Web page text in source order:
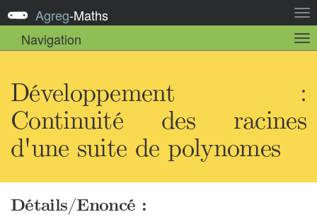
la
Agreg-Maths
Navigation
la
Développement :
Continuité des racines
d'une suite de polynomes
Détails/Enoncé :